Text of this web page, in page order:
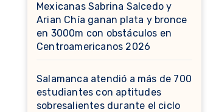
Mexicanas Sabrina Salcedo y
Arian Chía ganan plata y bronce
en 3000m con obstáculos en
Centroamericanos 2026
Salamanca atendió a más de 700
estudiantes con aptitudes
sobresalientes durante el ciclo